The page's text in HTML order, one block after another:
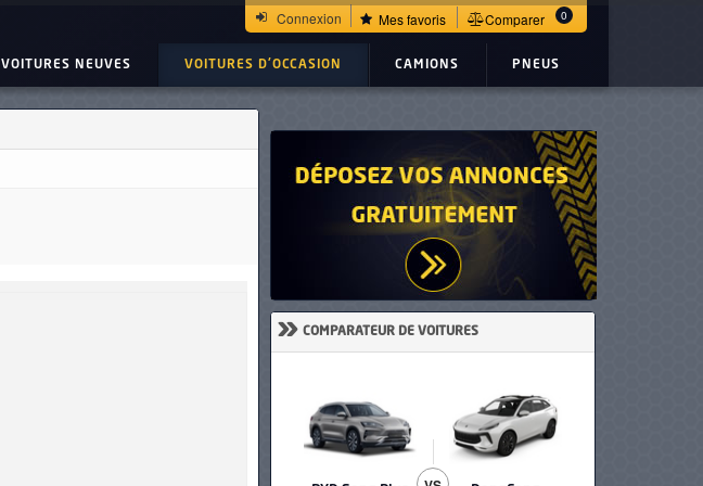
Connexion Mes favoris Comparer 0
VOITURES NEUVES VOITURES D'OCCASION CAMIONS PNEUS
» COMPARATEUR DE VOITURES